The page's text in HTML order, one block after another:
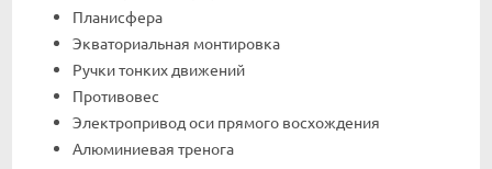
Планисфера
Экваториальная монтировка
Ручки тонких движений
Противовес
Электропривод оси прямого восхождения
Алюминиевая тренога